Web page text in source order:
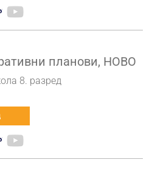
планови, НОВО
8. разред